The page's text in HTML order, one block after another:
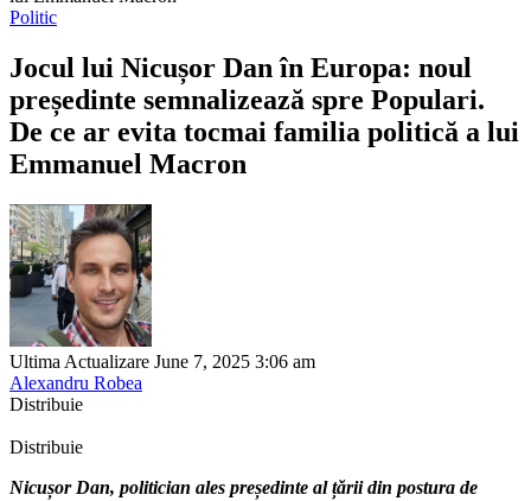
Politic
Jocul lui Nicușor Dan în Europa: noul
președinte semnalizează spre Populari.
De ce ar evita tocmai familia politică a lui
Emmanuel Macron
Ultima Actualizare June 7, 2025 3:06 am
Alexandru Robea
Distribuie
Distribuie
Nicușor Dan, politician ales președinte al țării din postura de